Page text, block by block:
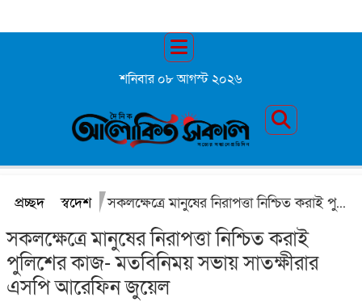
শনিবার ০৮ আগস্ট ২০২৬
প্রচ্ছদ স্বদেশ সকলক্ষেত্রে মানুষের নিরাপত্তা নিশ্চিত করাই পুলিশের কাজ- মতবিনিময় সভায় সাতক্ষীরার এসপি আরেফিন জুয়েল
সকলক্ষেত্রে মানুষের নিরাপত্তা নিশ্চিত করাই
পুলিশের কাজ- মতবিনিময় সভায় সাতক্ষীরার
এসপি আরেফিন জুয়েল